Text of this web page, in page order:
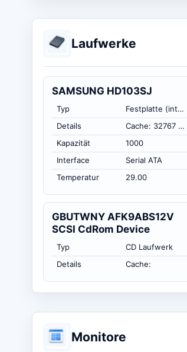
Laufwerke
SAMSUNG HD103SJ
Typ
Festplatte (intern)
Details
Cache: 32767 KB
Kapazität
1000
Interface
Serial ATA
Temperatur
29.00
GBUTWNY AFK9ABS12V
SCSI CdRom Device
Typ
CD Laufwerk
Details
Cache:
Monitore